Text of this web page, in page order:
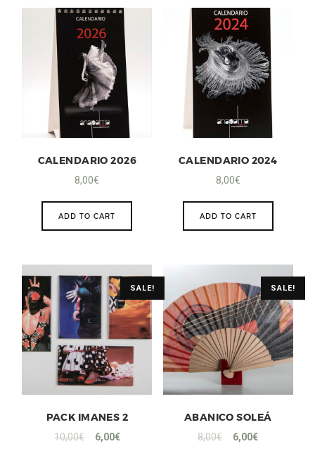
CALENDARIO 2026
8,00€
ADD TO CART
CALENDARIO 2024
8,00€
ADD TO CART
SALE!
PACK IMANES 2
10,00€ 6,00€
SALE!
ABANICO SOLEÁ
8,00€ 6,00€